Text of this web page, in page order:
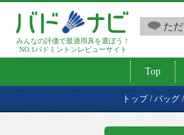
みんなの評価で最適用具を選ぼう！
NO.1バドミントンレビューサイト
た
Top
トップ/バッグ /